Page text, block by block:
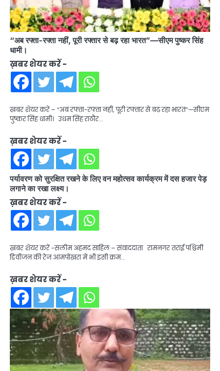
“अब रफ्ता-रफ्ता नहीं, पूरी रफ्तार से बढ़ रहा भारत”—सीएम पुष्कर सिंह
धामी।
ख़बर शेयर करें -
ख़बर शेयर करें – “अब रफ्ता-रफ्ता नहीं, पूरी रफ्तार से बढ़ रहा भारत”—सीएम
पुष्कर सिंह धामी। उधम सिंह राठौर…
ख़बर शेयर करें -
पर्यावरण को सुरक्षित रखने के लिए वन महोत्सव कार्यक्रम में दस हजार पेड़
लगाने का रखा लक्ष्य।
ख़बर शेयर करें -
ख़बर शेयर करें -सलीम अहमद साहिल – संवाददाता रामनगर तराई पश्चिमी
डिवीजन की रेज आमपोखरा में भी इसी क्रम…
ख़बर शेयर करें -